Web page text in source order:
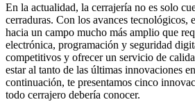
En la actualidad, la cerrajería no es solo
cerraduras. Con los avances
hacia un campo mucho más amplio que
electrónica, programación y seguridad
competitivos y ofrecer un servicio de
estar al tanto de las últimas innovaciones
continuación, te presentamos cinco
todo cerrajero debería conocer.